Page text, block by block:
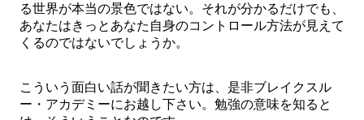
る世界が本当の景色ではない。それが分かるだけでも、
あなたはきっとあなた自身のコントロール方法が見えて
くるのではないでしょうか。
こういう面白い話が聞きたい方は、是非ブレイクスル
ー・アカデミーにお越し下さい。勉強の意味を知ると